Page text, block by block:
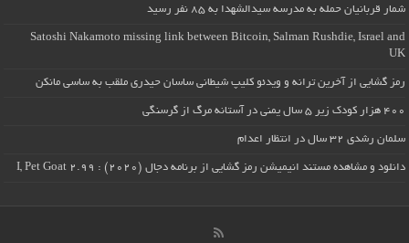
شمار قربانیان حمله به مدرسه سیدالشهدا به ۸۵ نفر رسید
Satoshi Nakamoto missing link between Bitcoin, Salman Rushdie, Israel and
UK
رمز گشایی از آخرین ترانه و ویدئو کلیپ شیطانی ساسان حیدری ملقب به ساسی مانکن
۴۰۰ هزار کودک زیر ۵ سال یمنی در آستانه مرگ از گرسنگی
سلمان رشدی ۳۲ سال در انتظار اعدام
دانلود و مشاهده مستند انیمیشن رمز گشایی از برنامه دجال (۲۰۲۰) : I, Pet Goat 2.99